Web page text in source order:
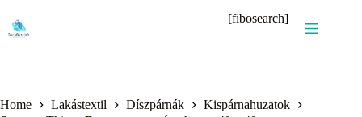
content
[fibosearch]
Home Lakástextil Díszpárnák
Kispárnahuzatok